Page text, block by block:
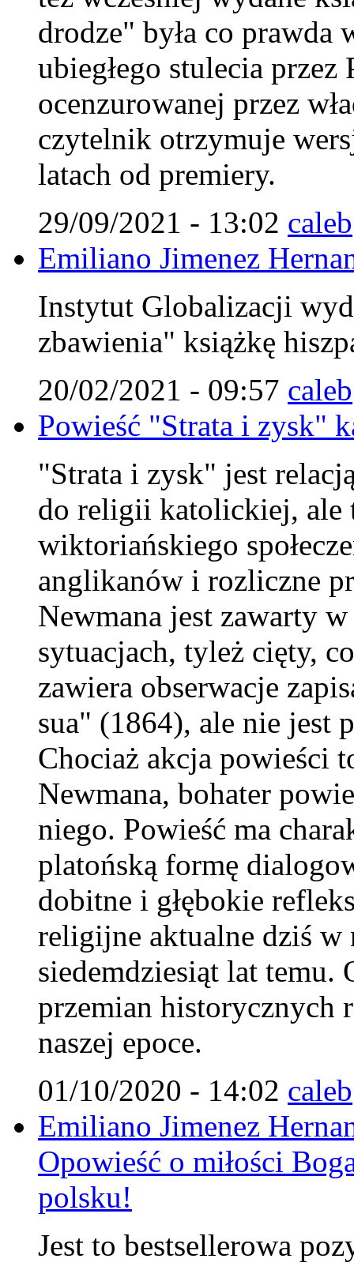
drodze" była co prawda
ubiegłego stulecia
ocenzurowanej przez
czytelnik otrzymuje
latach od premiery.
29/09/2021 - 13:02 caleb
Emiliano Jimenez
Instytut Globalizacji
zbawienia" książkę
20/02/2021 - 09:57 caleb
Powieść "Strata i zysk"
"Strata i zysk" jest
do religii katolickiej, ale
wiktoriańskiego
anglikanów i rozliczne
Newmana jest zawarty
sytuacjach, tyleż cięty,
zawiera obserwacje
sua" (1864), ale nie jest
Chociaż akcja powieści
Newmana, bohater
niego. Powieść ma
platońską formę
dobitne i głębokie
religijne aktualne dziś
siedemdziesiąt lat
przemian historycznych
naszej epoce.
01/10/2020 - 14:02 caleb
Emiliano Jimenez
Opowieść o miłości
polsku!
Jest to bestsellerowa